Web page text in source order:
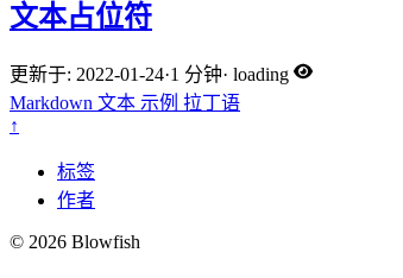
文本占位符
更新于: 2022-01-24·1 分钟· loading
Markdown 文本 示例 拉丁语
↑
标签
作者
© 2026 Blowfish